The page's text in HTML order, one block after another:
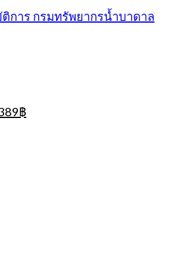
การ กรมทรัพยากรน้ำบาดาล
฿Current